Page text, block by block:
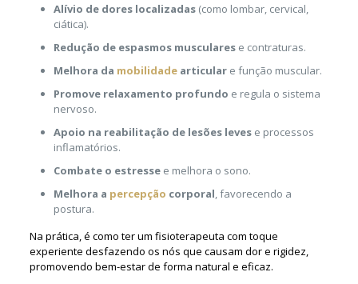
Alívio de dores localizadas(como lombar, cervical,
ciática).
Redução de espasmos muscularese contraturas.
Melhora da mobilidade articulare função muscular.
Promove relaxamento profundo e regula o sistema
nervoso.
Apoio na reabilitação de lesões levese processos
inflamatórios.
Combate o estressee melhora o sono.
Melhora a percepção corporal , favorecendo a
postura.
Na prática, é como ter um fisioterapeuta com toque
experiente desfazendo os nós que causam dor e rigidez,
promovendo bem-estar de forma natural e eficaz.